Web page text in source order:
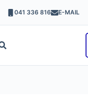
041 336 816 E-MAIL